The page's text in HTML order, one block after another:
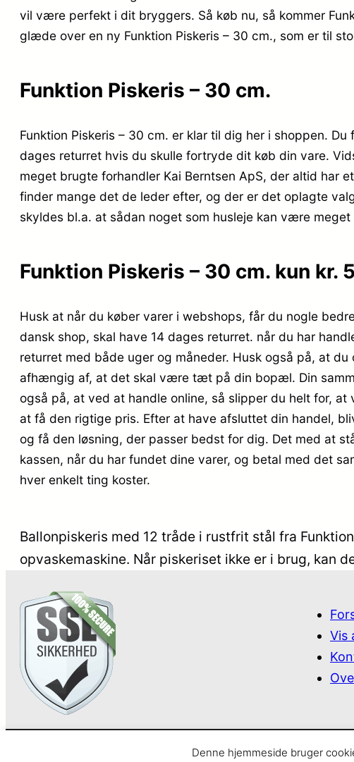
vil være perfekt i dit bryggers. Så køb nu, så kommer
glæde over en ny Funktion Piskeris – 30 cm., som er til
Funktion Piskeris – 30 cm.
Funktion Piskeris – 30 cm. er klar til dig her i shoppen.
dages returret hvis du skulle fortryde dit køb din vare.
meget brugte forhandler Kai Berntsen ApS, der altid har
finder mange det de leder efter, og der er det oplagte
skyldes bl.a. at sådan noget som husleje kan være
Funktion Piskeris – 30 cm. kun kr.
Husk at når du køber varer i webshops, får du nogle
dansk shop, skal have 14 dages returret. når du har
returret med både uger og måneder. Husk også på, at
afhængig af, at det skal være tæt på din bopæl. Din
også på, at ved at handle online, så slipper du helt for,
at få den rigtige pris. Efter at have afsluttet din handel,
og få den løsning, der passer bedst for dig. Det med at
kassen, når du har fundet dine varer, og betal med det
hver enkelt ting koster.
Ballonpiskeris med 12 tråde i rustfrit stål fra
opvaskemaskine. Når piskeriset ikke er i brug, kan
Vis
Anarcho – alt i Hårde HvidevarerDenne hjemmeside bruger